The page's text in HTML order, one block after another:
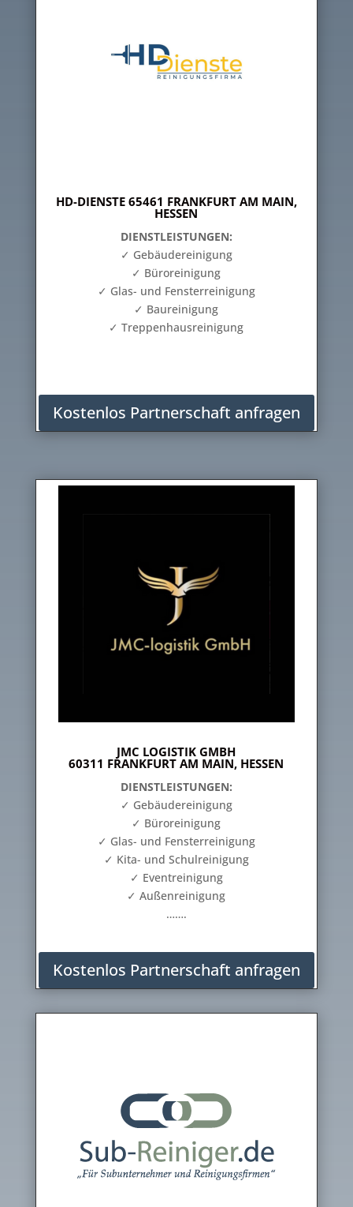
HD-DIENSTE 65461 FRANKFURT AM MAIN,
HESSEN
DIENSTLEISTUNGEN:
✓ Gebäudereinigung
✓ Büroreinigung
✓ Glas- und Fensterreinigung
✓ Baureinigung
✓ Treppenhausreinigung
Kostenlos Partnerschaft anfragen
JMC LOGISTIK GMBH
60311 FRANKFURT AM MAIN, HESSEN
DIENSTLEISTUNGEN:
✓ Gebäudereinigung
✓ Büroreinigung
✓ Glas- und Fensterreinigung
✓ Kita- und Schulreinigung
✓ Eventreinigung
✓ Außenreinigung
…….
Kostenlos Partnerschaft anfragen